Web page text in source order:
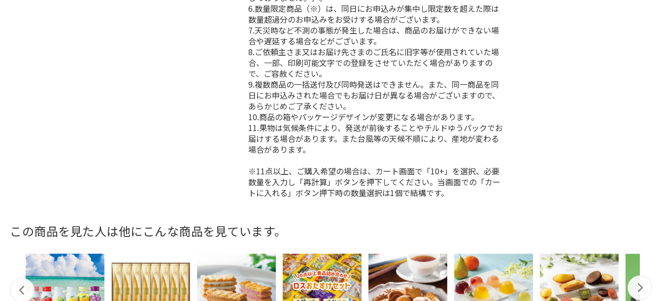
6.数量限定商品（※）は、同日にお申込みが集中し限定数を超えた際は
数量超過分のお申込みをお受けする場合がございます。
7.天災時など不測の事態が発生した場合は、商品のお届けができない場
合や遅延する場合などがございます。
8.ご依頼主さま又はお届け先さまのご氏名に旧字等が使用されていた場
合、一部、印刷可能文字での登録をさせていただく場合がありますの
で、ご容赦ください。
9.複数商品の一括送付及び同時発送はできません。また、同一商品を同
日にお申込みされた場合でもお届け日が異なる場合がございますので、
あらかじめご了承ください。
10.商品の箱やパッケージデザインが変更になる場合があります。
11.果物は気候条件により、発送が前後することやチルドゆうパックでお
届けする場合があります。また台風等の天候不順により、産地が変わる
場合があります。
※11点以上、ご購入希望の場合は、カート画面で「10+」を選択、必要
数量を入力し「再計算」ボタンを押下してください。当画面での「カー
トに入れる」ボタン押下時の数量選択は1個で結構です。
この商品を見た人は他にこんな商品を見ています。